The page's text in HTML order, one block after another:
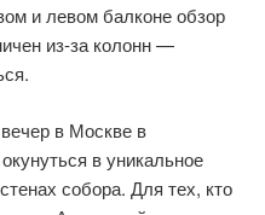
и левом балконе обзор
из-за колонн —
в Москве в
в уникальное
собора. Для тех, кто